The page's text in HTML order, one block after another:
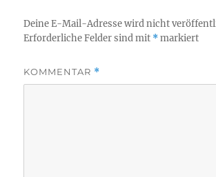
Deine E-Mail-Adresse wird nicht
Erforderliche Felder sind mit *markiert
KOMMENTAR *